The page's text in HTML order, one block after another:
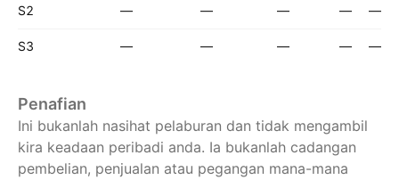
S2 — — — — —
S3 — — — — —
Penafian
Ini bukanlah nasihat pelaburan dan tidak mengambil
kira keadaan peribadi anda. Ia bukanlah cadangan
pembelian, penjualan atau pegangan mana-mana